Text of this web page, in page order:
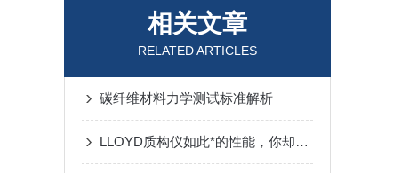
相关文章
RELATED ARTICLES
碳纤维材料力学测试标准解析
LLOYD质构仪如此*的性能，你却不知道！